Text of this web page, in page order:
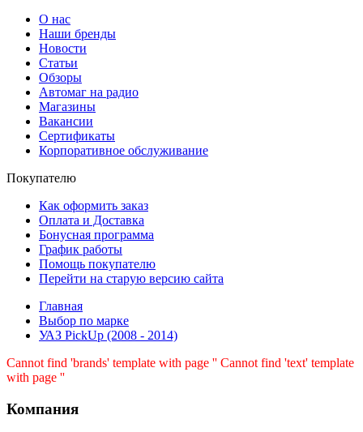
О нас
Наши бренды
Новости
Статьи
Обзоры
Автомаг на радио
Магазины
Вакансии
Сертификаты
Корпоративное обслуживание
Покупателю
Как оформить заказ
Оплата и Доставка
Бонусная программа
График работы
Помощь покупателю
Перейти на старую версию сайта
Главная
Выбор по марке
УАЗ PickUp (2008 - 2014)
Cannot find 'brands' template with page '' Cannot find 'text' template
with page ''
Компания